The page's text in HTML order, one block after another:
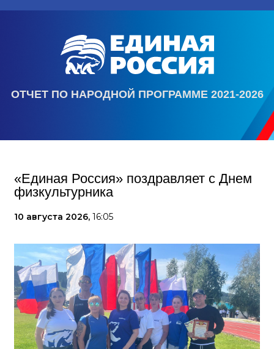
ОТЧЕТ ПО НАРОДНОЙ ПРОГРАММЕ 2021-2026
«Единая Россия» поздравляет с Днем
физкультурника
10 августа 2026, 16:05